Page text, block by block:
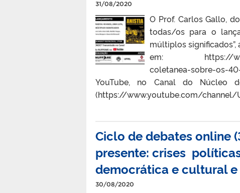
31/08/2020
O Prof. Carlos Gallo,
todas/os para o
múltiplos
em: https://
coletanea-sobre-os-
YouTube, no Canal do Núcleo
(https://www.youtube.com/channel/
Ciclo de debates online
presente: crises
democrática e cultural
30/08/2020